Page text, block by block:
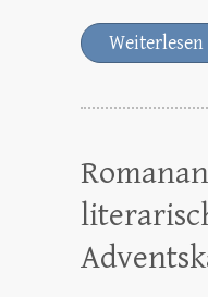
Weiterlesen